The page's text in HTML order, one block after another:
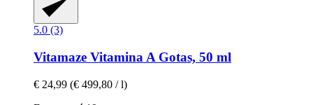
5.0 (3)
Vitamaze Vitamina A Gotas, 50 ml
€ 24,99 (€ 499,80 / l)